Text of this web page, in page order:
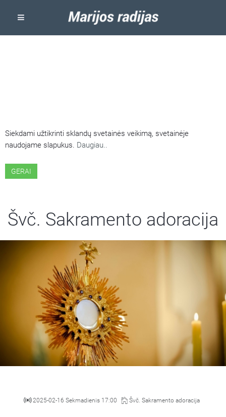
Siekdami užtikrinti sklandų svetainės veikimą, svetainėje
naudojame slapukus. Daugiau..
GERAI
Švč. Sakramento adoracija
2025-02-16 Sekmadienis 17:00 Švč. Sakramento adoracija